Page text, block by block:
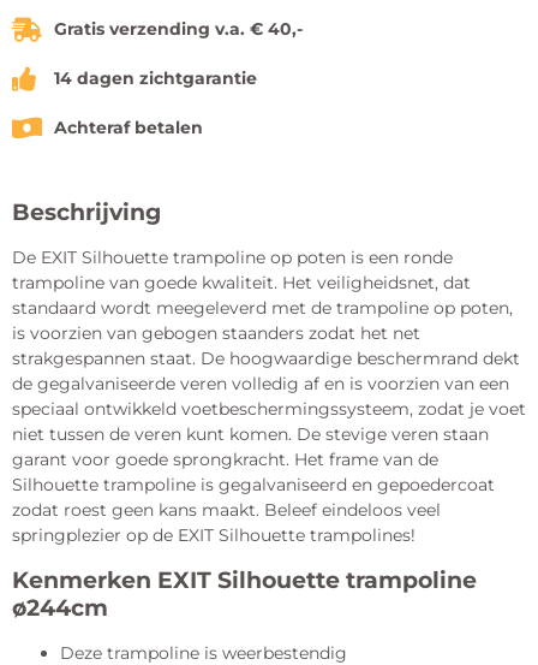
Gratis verzending v.a. € 40,-
14 dagen zichtgarantie
Achteraf betalen
Beschrijving
De EXIT Silhouette trampoline op poten is een ronde
trampoline van goede kwaliteit. Het veiligheidsnet, dat
standaard wordt meegeleverd met de trampoline op poten,
is voorzien van gebogen staanders zodat het net
strakgespannen staat. De hoogwaardige beschermrand dekt
de gegalvaniseerde veren volledig af en is voorzien van een
speciaal ontwikkeld voetbeschermingssysteem, zodat je voet
niet tussen de veren kunt komen. De stevige veren staan
garant voor goede sprongkracht. Het frame van de
Silhouette trampoline is gegalvaniseerd en gepoedercoat
zodat roest geen kans maakt. Beleef eindeloos veel
springplezier op de EXIT Silhouette trampolines!
Kenmerken EXIT Silhouette trampoline
ø244cm
Deze trampoline is weerbestendig